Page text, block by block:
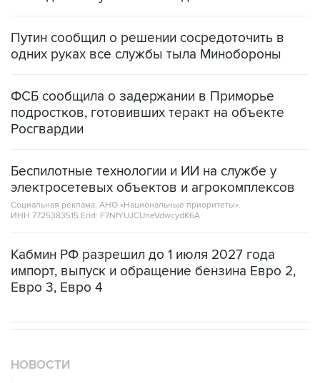
Путин сообщил о решении сосредоточить в
одних руках все службы тыла Минобороны
ФСБ сообщила о задержании в Приморье
подростков, готовивших теракт на объекте
Росгвардии
Беспилотные технологии и ИИ на службе у
электросетевых объектов и агрокомплексов
Социальная реклама, АНО «Национальные приоритеты».
ИНН 7725383515 Erid: F7NfYUJCUneVdwcydK6A
Кабмин РФ разрешил до 1 июля 2027 года
импорт, выпуск и обращение бензина Евро 2,
Евро 3, Евро 4
НОВОСТИ